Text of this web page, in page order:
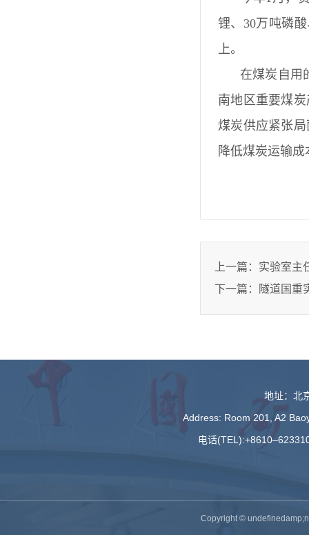
锂、30万吨磷
上。
在煤炭自用
南地区重要煤
煤炭供应紧张
降低煤炭运输
上一篇： 实验室主
下一篇：
隧道国重
地址：北
Address: Room 201, A2
电话
Copyright ©